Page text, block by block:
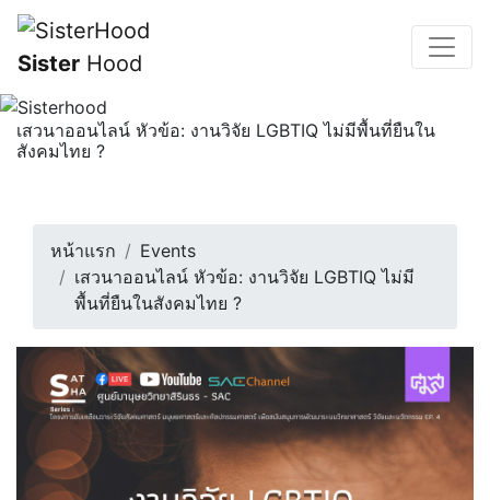
Sister Hood
เสวนาออนไลน์ หัวข้อ: งานวิจัย LGBTIQ ไม่มีพื้นที่ยืนใน
สังคมไทย ?
หน้าแรก
Events
เสวนาออนไลน์ หัวข้อ: งานวิจัย LGBTIQ ไม่มี
พื้นที่ยืนในสังคมไทย ?